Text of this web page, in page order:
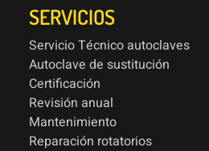
SERVICIOS
Servicio Técnico autoclaves
Autoclave de sustitución
Certificación
Revisión anual
Mantenimiento
Reparación rotatorios